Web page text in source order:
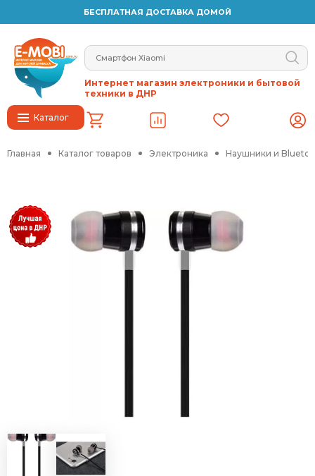
БЕСПЛАТНАЯ ДОСТАВКА ДОМОЙ
Каталог
Интернет магазин электроники и бытовой
техники в ДНР
Главная Каталог товаров Электроника Наушники и